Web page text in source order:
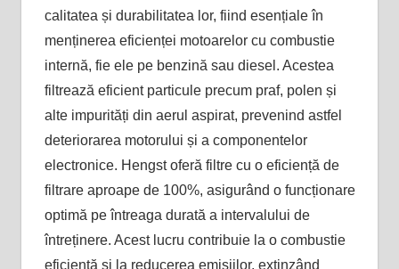
calitatea și durabilitatea lor, fiind esențiale în
menținerea eficienței motoarelor cu combustie
internă, fie ele pe benzină sau diesel. Acestea
filtrează eficient particule precum praf, polen și
alte impurități din aerul aspirat, prevenind astfel
deteriorarea motorului și a componentelor
electronice. Hengst oferă filtre cu o eficiență de
filtrare aproape de 100%, asigurând o funcționare
optimă pe întreaga durată a intervalului de
întreținere. Acest lucru contribuie la o combustie
eficientă și la reducerea emisiilor, extinzând